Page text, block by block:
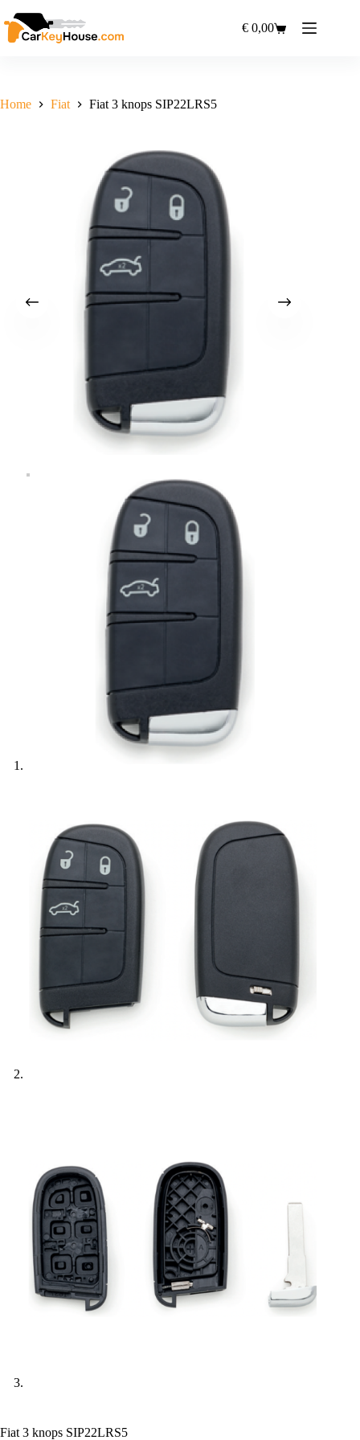
naar
de
Winkelwagen
€ 0,00
Home Fiat Fiat 3 knops SIP22LRS5
Fiat 3 knops SIP22LRS5